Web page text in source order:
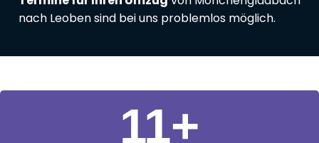
nach Leoben sind bei uns problemlos möglich.
11+